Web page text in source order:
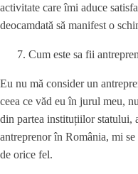
activitate care îmi aduce
deocamdată să manifest o
Cum este sa fii
Eu nu mă consider un
ceea ce văd eu în jurul meu,
din partea instituțiilor statului,
antreprenor în România, mi
de orice fel.